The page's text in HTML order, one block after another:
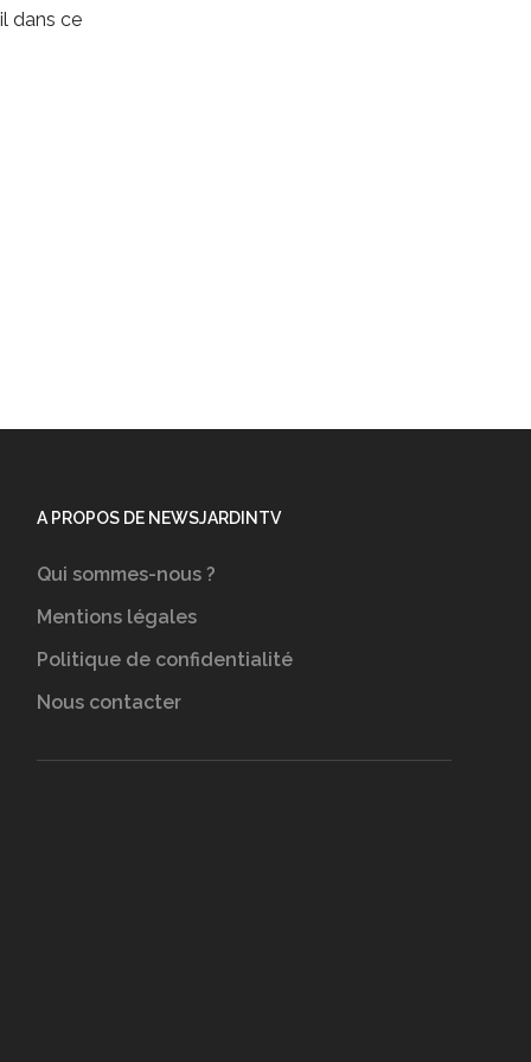
dans ce
A PROPOS DE NEWSJARDINTV
Qui sommes-nous ?
Mentions légales
Politique de confidentialité
Nous contacter